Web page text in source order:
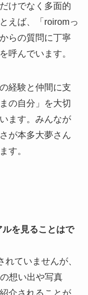
けでなく多面的
えば、「roiromっ
らの質問に丁寧
呼んでいます。
経験と仲間に支
の自分」を大切
ます。みんなが
が本多大夢さん
す。
を見ることはで
ていませんが、
想い出や写真
介されることが